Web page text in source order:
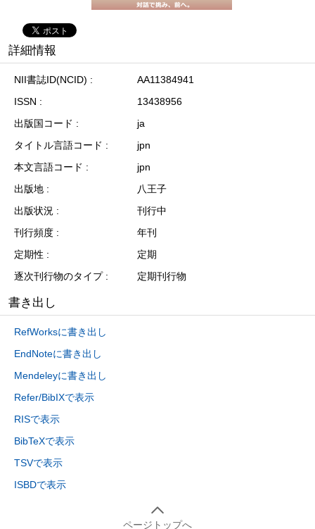
詳細情報
NII書誌ID(NCID)
AA11384941
ISSN
13438956
出版国コード
ja
タイトル言語コード
jpn
本文言語コード
jpn
出版地
八王子
出版状況
刊行中
刊行頻度
年刊
定期性
定期
逐次刊行物のタイプ
定期刊行物
書き出し
RefWorksに書き出し
EndNoteに書き出し
Mendeleyに書き出し
Refer/BibIXで表示
RISで表示
BibTeXで表示
TSVで表示
ISBDで表示
ページトップへ